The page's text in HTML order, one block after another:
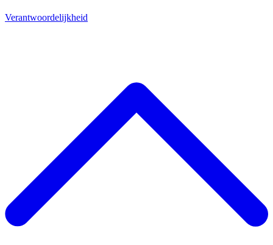
Verantwoordelijkheid